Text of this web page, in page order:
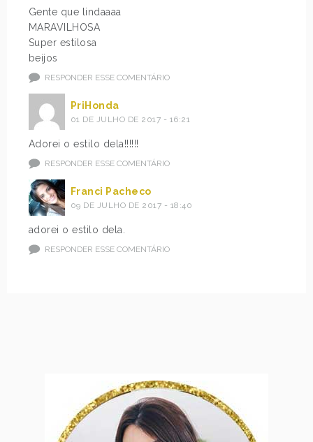
Gente que lindaaaa
MARAVILHOSA
Super estilosa
beijos
RESPONDER ESSE COMENTÁRIO
PriHonda
01 DE JULHO DE 2017 - 16:21
Adorei o estilo dela!!!!!!
RESPONDER ESSE COMENTÁRIO
Franci Pacheco
09 DE JULHO DE 2017 - 18:40
adorei o estilo dela.
RESPONDER ESSE COMENTÁRIO